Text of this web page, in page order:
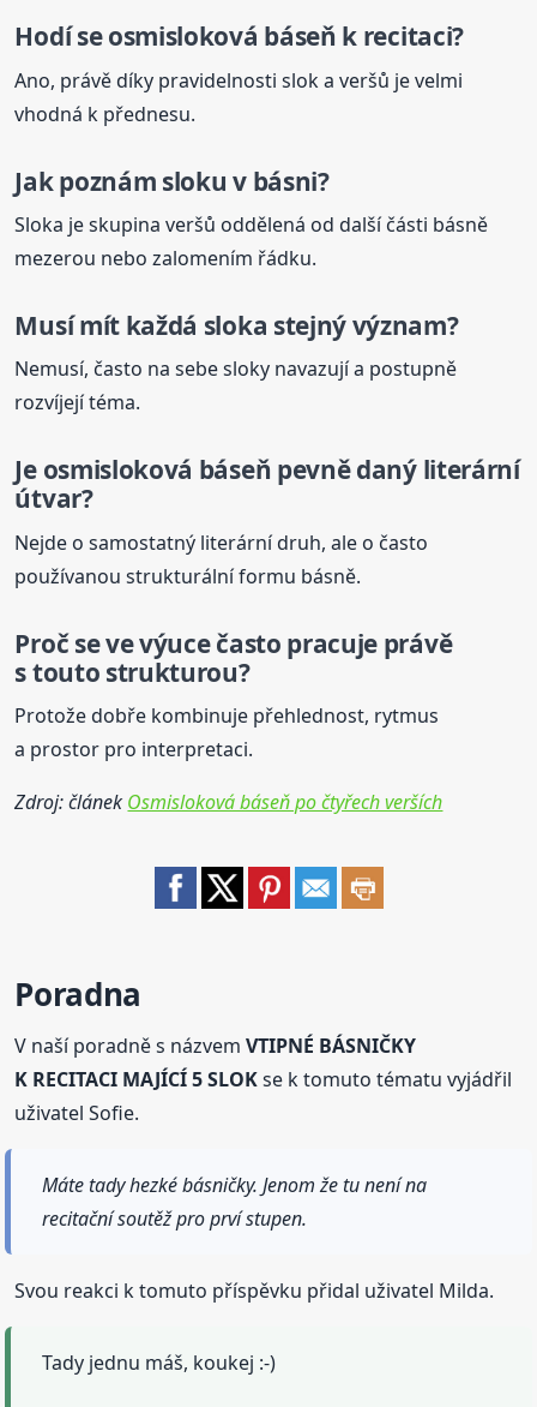
Hodí se osmisloková báseň k recitaci?
Ano, právě díky pravidelnosti slok a veršů je velmi
vhodná k přednesu.
Jak poznám sloku v básni?
Sloka je skupina veršů oddělená od další části básně
mezerou nebo zalomením řádku.
Musí mít každá sloka stejný význam?
Nemusí, často na sebe sloky navazují a postupně
rozvíjejí téma.
Je osmisloková báseň pevně daný literární
útvar?
Nejde o samostatný literární druh, ale o často
používanou strukturální formu básně.
Proč se ve výuce často pracuje právě
s touto strukturou?
Protože dobře kombinuje přehlednost, rytmus
a prostor pro interpretaci.
Zdroj: článek Osmisloková báseň po čtyřech verších
Poradna
V naší poradně s názvemVTIPNÉ BÁSNIČKY
K RECITACI MAJÍCÍ 5 SLOKse k tomuto tématu vyjádřil
uživatel Sofie.
Máte tady hezké básničky. Jenom že tu není na
recitační soutěž pro prví stupen.
Svou reakci k tomuto příspěvku přidal uživatel Milda.
Tady jednu máš, koukej :-)